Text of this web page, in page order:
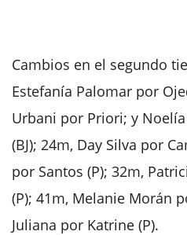
Cambios en el segundo
Estefanía Palomar por
Urbani por Priori; y
(BJ); 24m, Day Silva por
por Santos (P); 32m,
(P); 41m, Melanie Morán
Juliana por Katrine (P).